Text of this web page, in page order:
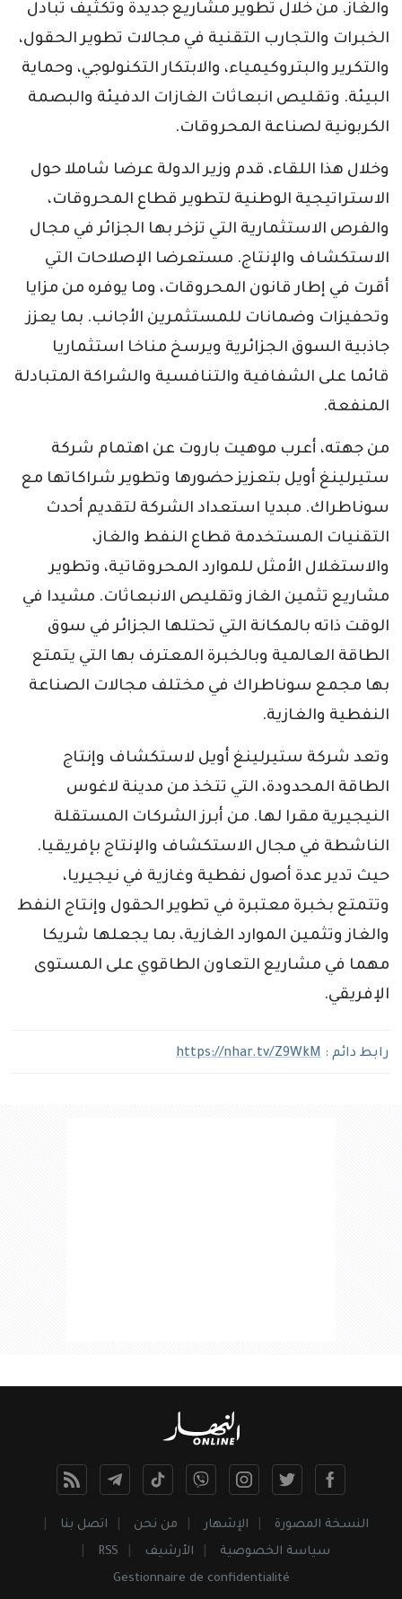
والغاز. من خلال تطوير مشاريع جديدة وتكثيف تبادل
الخبرات والتجارب التقنية في مجالات تطوير الحقول،
والتكرير والبتروكيمياء، والابتكار التكنولوجي، وحماية
البيئة. وتقليص انبعاثات الغازات الدفيئة والبصمة
الكربونية لصناعة المحروقات.
وخلال هذا اللقاء، قدم وزير الدولة عرضا شاملا حول
الاستراتيجية الوطنية لتطوير قطاع المحروقات،
والفرص الاستثمارية التي تزخر بها الجزائر في مجال
الاستكشاف والإنتاج. مستعرضا الإصلاحات التي
أقرت في إطار قانون المحروقات، وما يوفره من مزايا
وتحفيزات وضمانات للمستثمرين الأجانب. بما يعزز
جاذبية السوق الجزائرية ويرسخ مناخا استثماريا
قائما على الشفافية والتنافسية والشراكة المتبادلة
المنفعة.
من جهته، أعرب موهيت باروت عن اهتمام شركة
ستيرلينغ أويل بتعزيز حضورها وتطوير شراكاتها مع
سوناطراك. مبديا استعداد الشركة لتقديم أحدث
التقنيات المستخدمة قطاع النفط والغاز،
والاستغلال الأمثل للموارد المحروقاتية، وتطوير
مشاريع تثمين الغاز وتقليص الانبعاثات. مشيدا في
الوقت ذاته بالمكانة التي تحتلها الجزائر في سوق
الطاقة العالمية وبالخبرة المعترف بها التي يتمتع
بها مجمع سوناطراك في مختلف مجالات الصناعة
النفطية والغازية.
وتعد شركة ستيرلينغ أويل لاستكشاف وإنتاج
الطاقة المحدودة، التي تتخذ من مدينة لاغوس
النيجيرية مقرا لها. من أبرز الشركات المستقلة
الناشطة في مجال الاستكشاف والإنتاج بإفريقيا.
حيث تدير عدة أصول نفطية وغازية في نيجيريا،
وتتمتع بخبرة معتبرة في تطوير الحقول وإنتاج النفط
والغاز وتثمين الموارد الغازية، بما يجعلها شريكا
مهما في مشاريع التعاون الطاقوي على المستوى
الإفريقي.
رابط دائم : https://nhar.tv/Z9WkM
النسخة المصورة الإشهار من نحن
اتصل بنا
سياسة الخصوصية
الأرشيف
RSS
Gestionnaire de confidentialité